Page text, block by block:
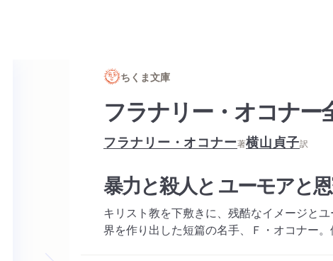
ちくま文庫
フラナリー・オコナ
フラナリー・オコナー著横山貞子訳
暴力と殺人と ユーモアと恩
キリスト教を下敷きに、残酷なイメージと
界を作り出した短篇の名手、Ｆ・オコナー。